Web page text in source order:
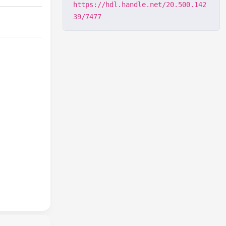
https://hdl.handle.net/20.500.142
39/7477